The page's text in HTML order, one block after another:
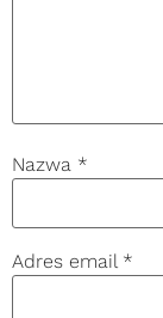
Nazwa *
Adres email *